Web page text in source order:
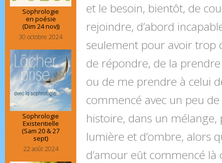
et le besoin, bientôt, de
rejoindre, d’abord
seulement pour avoir trop
de répondre, de la
ou de me prendre à celui
commencé avec un peu
histoire, dans un
lumière et d’ombre, alors
d’amour eût commencé
Sophrologie
en poésie
(Dim 24 nov))
30 octobre 2024
Sophrologie
Existentielle
(Sam 20 & 27
sept)
22 août 2024